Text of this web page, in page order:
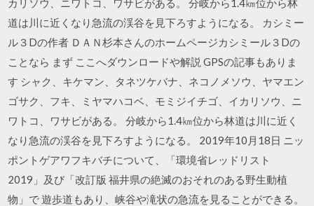
カリソウ、ニワトコ、ワサビがある。 分岐から1.4㎞位から林
道は川に近くなり急流の渓谷を見下ろすようになる。 カシミー
ル３Dの作者 ＤＡＮ杉本さんのホームページカシミール３Dの
ことなら まず ここへダウンロードや解説 GPSの記事もありま
す シャク、キケマン、タネツケバナ、ネコノメソウ、ヤマエン
ゴサク、フキ、ミヤマハコベ、モミジイチゴ、イカリソウ、ニ
ワトコ、ワサビがある。 分岐から1.4㎞位から林道は川に近く
なり急流の渓谷を見下ろすようになる。 2019年10月18日 ニッ
ポントゲアワフキバチについて、「環境省レッドリスト
2019」及び「改訂版 福井県の絶滅のおそれのある野生動植
物」で 遊歩道もあり、峡谷や滝状の急流を見ることができる。